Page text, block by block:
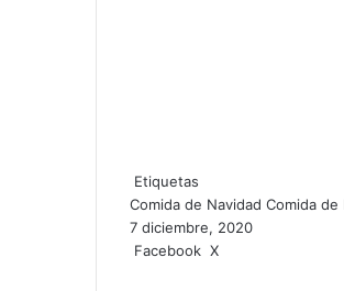
Etiquetas
Comida de Navidad Comida de
7 diciembre, 2020
Facebook X